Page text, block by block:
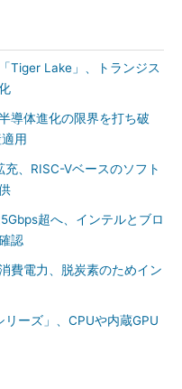
Tiger Lake」、トランジス
導体進化の限界を打ち破
用
、RISC-Vベースのソフト
超へ、インテルとブロ
認
費電力、脱炭素のためイン
ーズ」、CPUや内蔵GPU